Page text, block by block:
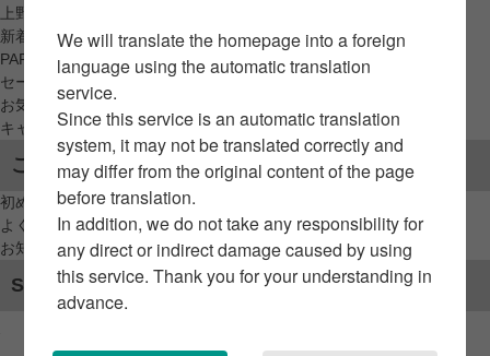
上野
新着アイテムから探す
PARCO限定アイテムから探す
セールアイテムから探す
お気に入りから探す
キャンペーン/クーポン対象から探す
ご利用案内
初めてのお客様へ
よくあるご質問 / お問い合わせ
お知らせ
SNSアカウント
We will translate the homepage into a foreign
language using the automatic translation
service.
Since this service is an automatic translation
system, it may not be translated correctly and
may differ from the original content of the page
before translation.
In addition, we do not take any responsibility for
any direct or indirect damage caused by using
this service. Thank you for your understanding in
advance.